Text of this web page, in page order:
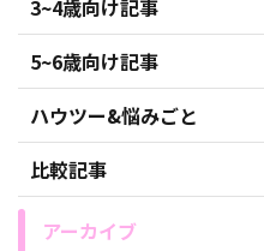
3~4歳向け記事
5~6歳向け記事
ハウツー&悩みごと
比較記事
アーカイブ